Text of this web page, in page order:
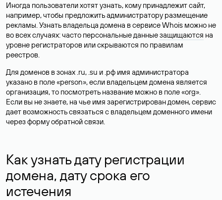
Иногда пользователи хотят узнать, кому принадлежит сайт,
например, чтобы предложить администратору размещение
рекламы. Узнать владельца домена в сервисе Whois можно не
во всех случаях: часто персональные данныезащищаются на
уровне регистраторов или скрываются по правилам
реестров.
Для доменов в зонах .ru, .su и .рф имя администратора
указано в поле «person», если владельцем домена является
организация, то посмотреть название можно в поле «org».
Если вы не знаете, на чье имя зарегистрирован домен, сервис
дает возможность связаться с владельцем доменного имени
через форму обратной связи.
Как узнать дату регистрации
домена, дату срока его
истечения